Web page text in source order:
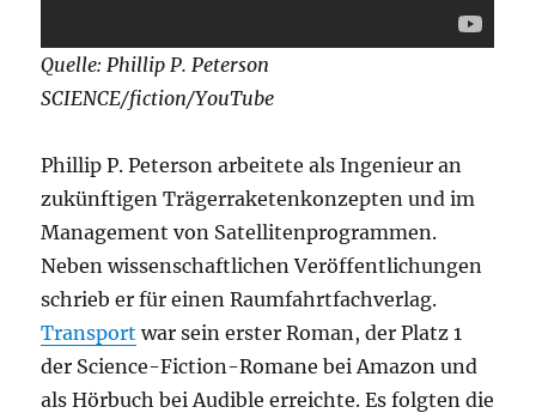
Quelle: Phillip P. Peterson
SCIENCE/fiction/YouTube
Phillip P. Peterson arbeitete als Ingenieur an
zukünftigen Trägerraketenkonzepten und im
Management von Satellitenprogrammen.
Neben wissenschaftlichen Veröffentlichungen
schrieb er für einen Raumfahrtfachverlag.
Transport war sein erster Roman, der Platz 1
der Science-Fiction-Romane bei Amazon und
als Hörbuch bei Audible erreichte. Es folgten die